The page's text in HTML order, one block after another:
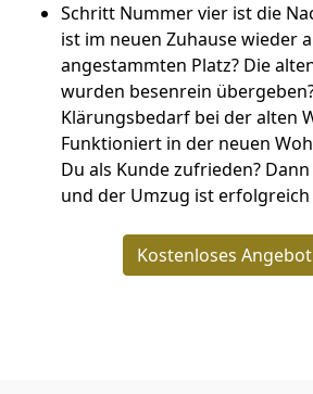
Schritt Nummer vier ist die
ist im neuen Zuhause wieder
angestammten Platz? Die
wurden besenrein
Klärungsbedarf bei der alten
Funktioniert in der neuen
Du als Kunde zufrieden?
und der Umzug ist
Kostenloses